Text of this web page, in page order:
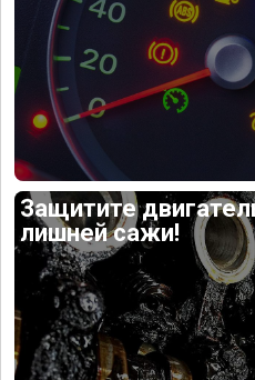
Защитите
лишней сажи!